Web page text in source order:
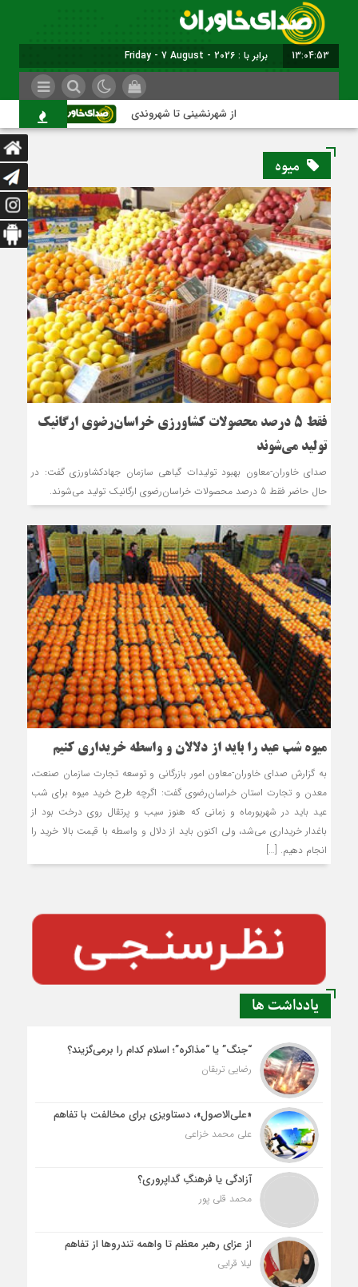
13:04:54 برابر با : Friday - 7 August - 2026
از شهرنشینی تا شهروندی اصناف در
میوه
فقط 5 درصد محصولات کشاورزی خراسان‌رضوی ارگانیک
تولید می‌شوند
صدای خاوران-معاون بهبود تولیدات گیاهی سازمان جهادکشاورزی گفت: در
حال حاضر فقط 5 درصد محصولات خراسان‌رضوی ارگانیک تولید می‌شوند.
میوه شب عید را باید از دلالان و واسطه خریداری کنیم
به گزارش صدای خاوران-معاون امور بازرگانی و توسعه تجارت سازمان صنعت،
معدن و تجارت استان خراسان‌رضوی گفت: اگرچه طرح خرید میوه برای شب
عید باید در شهریورماه و زمانی که هنوز سیب و پرتقال روی درخت بود از
باغدار خریداری می‌شد، ولی اکنون باید از دلال و واسطه با قیمت بالا خرید را
انجام دهیم. […]
یادداشت ها
“جنگ” یا “مذاکره”؛ اسلام کدام را برمی‌گزیند؟
رضایی تربقان
«علی‌الاصول»، دستاویزی برای مخالفت با تفاهم
علی محمد خزاعی
آزادگی یا فرهنگِ گداپروری؟
محمد قلی پور
از عزای رهبر معظم تا واهمه تندروها از تفاهم
لیلا قرایی